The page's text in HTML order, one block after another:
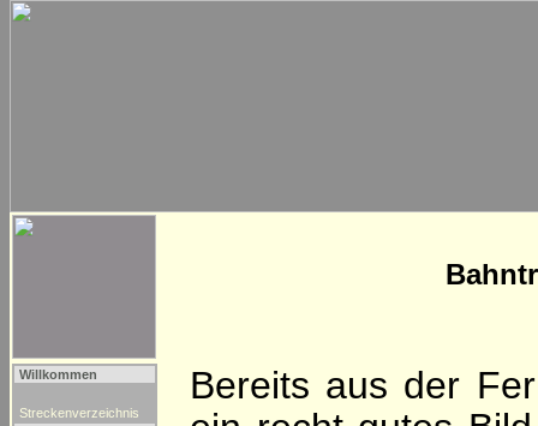
Willkommen
Streckenverzeichnis
Bereits aus der